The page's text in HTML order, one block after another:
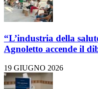
“L’industria della
Agnoletto accende il
19 GIUGNO 2026